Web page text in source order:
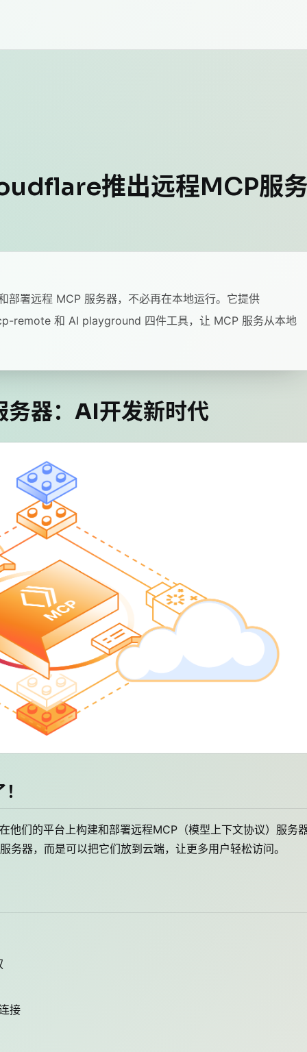
推出远程MCP服
署远程 MCP 服务器，不必再在本地运行。它提供
remote 和 AI playground 四件工具，让 MCP 服务从本地
器：AI开发新时代
他们的平台上构建和部署远程MCP（模型上下文协议）服务
器，而是可以把它们放到云端，让更多用户轻松访问。
接